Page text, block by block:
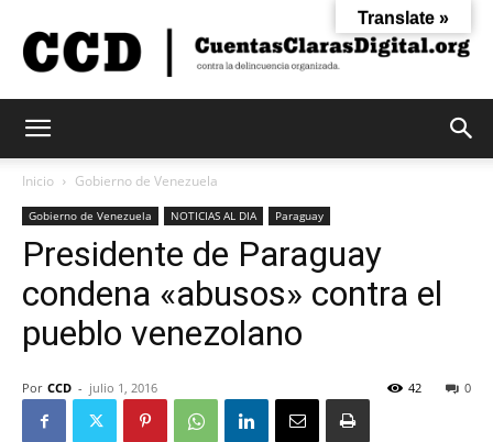
Claras
Digital
Inicio Gobierno de Venezuela
Gobierno de Venezuela NOTICIAS AL DIA Paraguay
Presidente de Paraguay
condena «abusos» contra el
pueblo venezolano
Por CCD - julio 1, 2016 0
42
Translate »